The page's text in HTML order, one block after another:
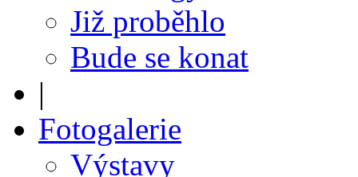
Již proběhlo
Bude se konat
|
Fotogalerie
Výstavy